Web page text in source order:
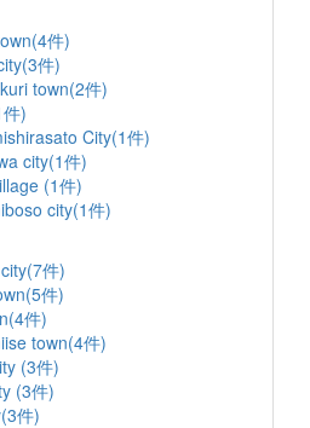
件)
件)
town(2件)
)
City(1件)
city(1件)
(1件)
city(1件)
件)
件)
件)
town(4件)
(3件)
(3件)
件)